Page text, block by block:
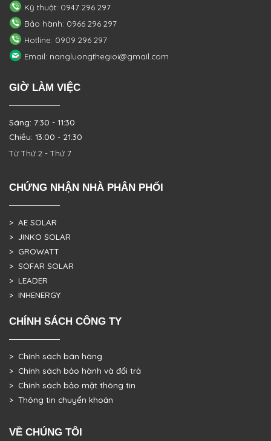
Kỹ thuật: 0947 296 297
Bảo hành: 0966 296 297
Hotline: 0909 296 297
Email: nangluongthegioi@gmail.com
GIỜ LÀM VIỆC
Sáng: 7:30 - 11:30
Chiều: 13:00 - 21:30
Từ Thứ 2 - Thứ 7
CHỨNG NHẬN NHÀ PHÂN PHỐI
> AE SOLAR
> JINKO SOLAR
> GROWATT
> SOFAR SOLAR
> LEADER
> INHENERGY
CHÍNH SÁCH CÔNG TY
> Chính sách bán hàng
> Chính sách bảo hành và đổi trả
> Chính sách bảo mật thông tin
> Thông tin chuyển khoản
VỀ CHÚNG TÔI